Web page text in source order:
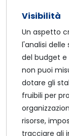
Visibilità
Un aspetto
l'analisi delle
del budget e
non puoi
dotare gli
fruibili per
risorse,
tracciare gli